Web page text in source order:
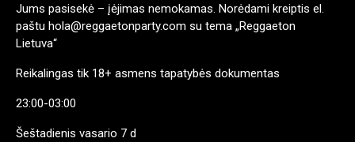
Jums pasisekė – įėjimas nemokamas. Norėdami kreiptis el.
paštu hola@reggaetonparty.com su tema „Reggaeton
Lietuva“
Reikalingas tik 18+ asmens tapatybės dokumentas
23:00-03:00
Šeštadienis vasario 7 d